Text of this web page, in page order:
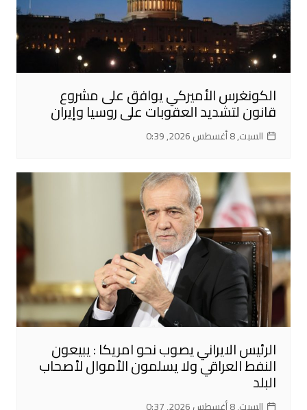
الكونغرس الأميركي يوافق على مشروع
قانون لتشديد العقوبات على روسيا وإيران
السبت, 8 أغسطس 2026, 0:39
الرئيس الايراني يصوب نحو امريكا : يبيعون
النفط العراقي ولا يسلمون الأموال لأصحاب
البلد